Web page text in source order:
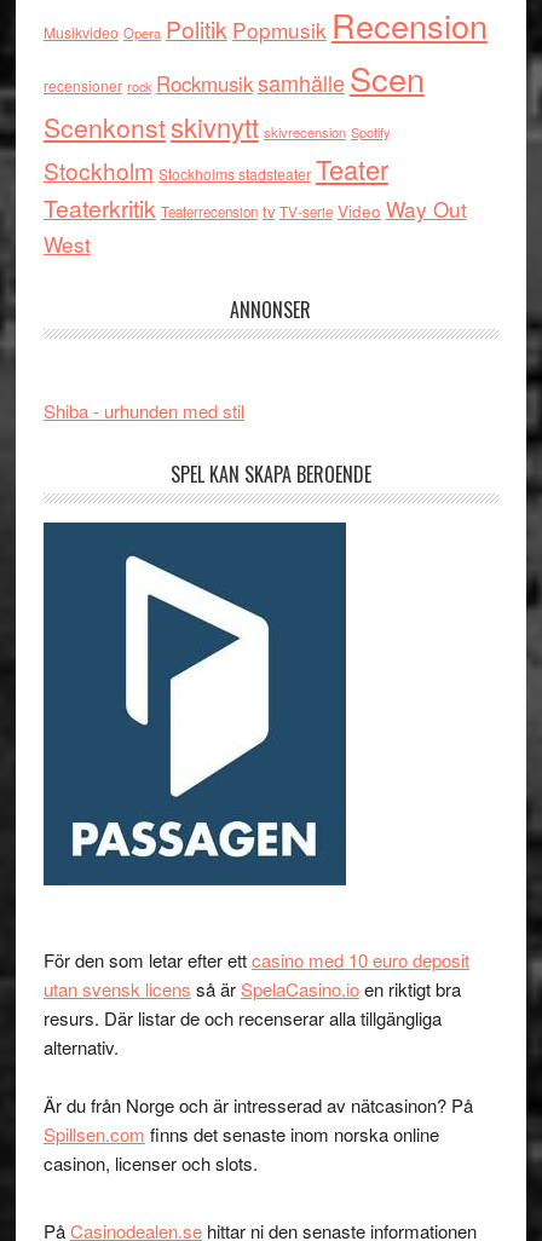
Musikvideo Opera Politik Popmusik Recension
recensioner rock RockmusiksamhälleScen
Scenkonstskivnytt skivrecension Spotify
Stockholm Stockholms stadsteater Teater
Teaterkritik Teaterrecension tv TV-serie Video Way Out
West
ANNONSER
Shiba - urhunden med stil
SPEL KAN SKAPA BEROENDE
För den som letar efter ettcasino med 10 euro deposit
utan svensk licens så ärSpelaCasino.ioen riktigt bra
resurs. Där listar de och recenserar alla tillgängliga
alternativ.
Är du från Norge och är intresserad av nätcasinon? På
Spillsen.com finns det senaste inom norska online
casinon, licenser och slots.
PåCasinodealen.sehittar ni den senaste informationen